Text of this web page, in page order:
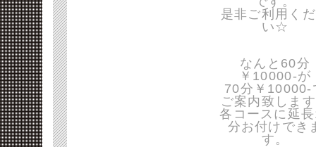
是非ご利用く
い☆
なんと60分
￥10000-が
70分￥10000-
ご案内致しま
各コースに延
分お付けでき
す。